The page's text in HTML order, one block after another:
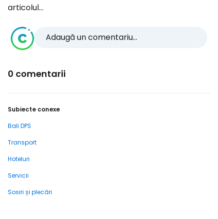
articolul...
Adaugă un comentariu...
0 comentarii
Subiecte conexe
Bali DPS
Transport
Hoteluri
Servicii
Sosiri și plecări